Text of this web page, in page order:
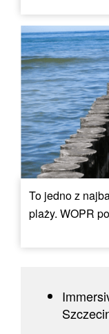
To jedno z
plaży. WOPR